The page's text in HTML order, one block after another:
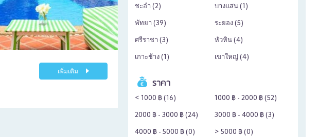
เพิ่มเติม
ชะอำ (2) บางแสน (1 )
พัทยา (39) ระยอง (5)
ศรีราชา (3) หัวหิน (4)
เกาะช้าง (1 ) เขาใหญ่ (4)
ราคา
< 1000 ฿ (16) 1000 ฿ - 2000 ฿ (52)
2000 ฿ - 3000 ฿ (24) 3000 ฿ - 4000 ฿ (3)
4000 ฿ - 5000 ฿ (0) > 5000 ฿ (0)